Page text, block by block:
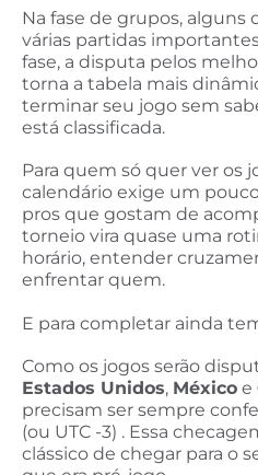
Na fase de grupos,
várias partidas
fase, a disputa pelos
torna a tabela mais
terminar seu jogo sem
está classificada.
Para quem só quer ver os
calendário exige um
pros que gostam de
torneio vira quase uma
horário, entender
enfrentar quem.
E para completar ainda
Como os jogos serão
Estados Unidos, México e
precisam ser sempre
(ou UTC -3) . Essa
clássico de chegar para o